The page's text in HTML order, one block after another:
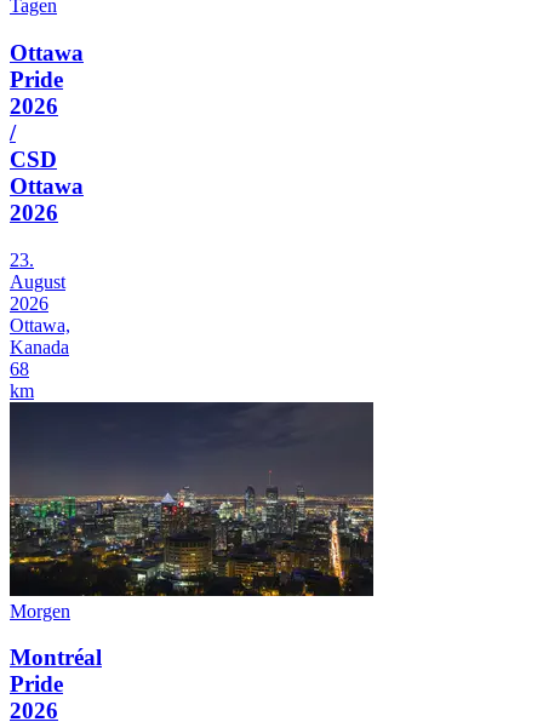
Tagen
Ottawa
Pride
2026
/
CSD
Ottawa
2026
23.
August
2026
Ottawa,
Kanada
68
km
Morgen
Montréal
Pride
2026